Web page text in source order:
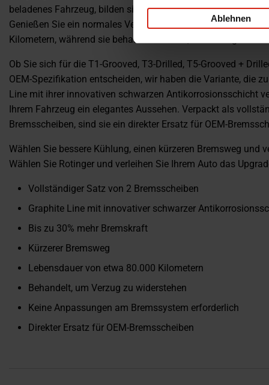
Ablehnen
beladenes Fahrzeug, bilden sie die perfekte Ergänzung zu
Genießen Sie ein normales Verschleißmuster und eine
Kilometern, während sie behandelt werden, um Verzug zu
Ob Sie sich für die T1-Grooved, T3-Drilled, T5-Grooved +
OEM-Spezifikation entscheiden, wir haben die Variante, die
Line mit ihrer innovativen schwarzen Antikorrosionsschicht
Ihrem Fahrzeug ein elegantes Aussehen. Verpackt als
Bremsscheiben, sind sie ein direkter Ersatz für OEM-
Wählen Sie bessere Kühlung, einen kürzeren Bremsweg und
Wählen Sie Rotinger und verleihen Sie Ihrem Auto das
Vollständiger Satz von 2 Bremsscheiben
Graphite Line mit innovativer schwarzer
Bis zu 30% mehr Bremskraft
Kürzerer Bremsweg
Lebensdauer von etwa 80.000 Kilometern
Behandelt, um Verzug zu widerstehen
Keine Anpassungen am Bremssystem erforderlich
Direkter Ersatz für OEM-Bremsscheiben